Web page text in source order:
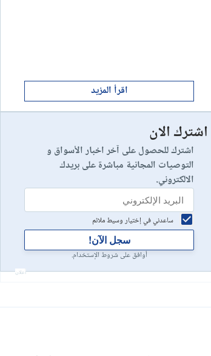
إستعراض شركة
10
اقرأ المزيد
اشترك الان
اشترك للحصول على آخر اخبار الأسواق و
التوصيات المجانية مباشرة على بريدك
الالكتروني.
ساعدني في إختيار وسيط ملائم
سجل الآن!
أوافق على شروط الإستخدام.
أعلان